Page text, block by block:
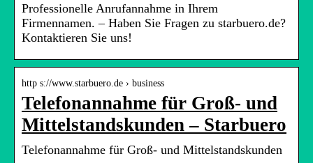
Professionelle Anrufannahme in Ihrem
Firmennamen. – Haben Sie Fragen zu starbuero.de?
Kontaktieren Sie uns!
http s://www.starbuero.de › business
Telefonannahme für Groß- und
Mittelstandskunden – Starbuero
Telefonannahme für Groß- und Mittelstandskunden